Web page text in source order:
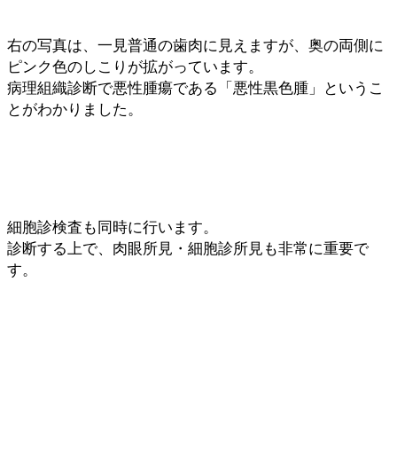
右の写真は、一見普通の歯肉に見えますが、奥の両側に
ピンク色のしこりが拡がっています。
病理組織診断で悪性腫瘍である「悪性黒色腫」というこ
とがわかりました。
細胞診検査も同時に行います。
診断する上で、肉眼所見・細胞診所見も非常に重要で
す。